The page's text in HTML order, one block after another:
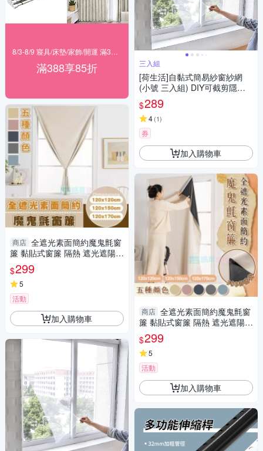
滿388享85折
商店 全遮光素面簡約魔鬼氈窗
簾 黏貼式窗簾 隔熱 遮光遮陽
窗簾布 門簾 不透光
$299
5
活動
加入購物車
三入組
[荷生活]自黏式簡易紗窗紗網
(小號 三入組) DIY可截剪隱形
紗窗 附魔術貼
$289
4(1)
券
加入購物車
商店 全遮光素面簡約魔鬼氈窗
簾 黏貼式窗簾 隔熱 遮光遮陽
窗簾布 門簾 不透光
$299
5
活動
加入購物車